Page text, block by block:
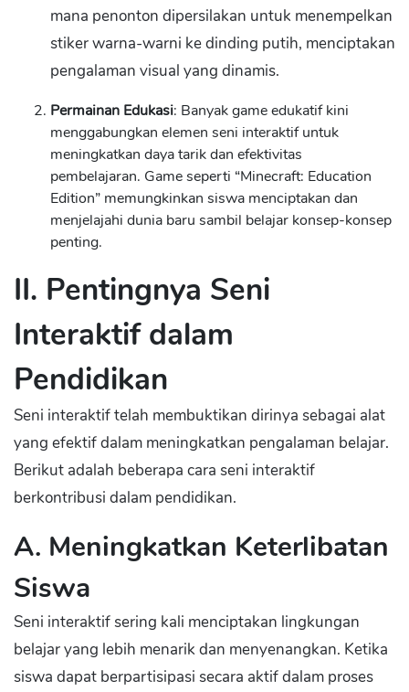
mana penonton dipersilakan untuk menempelkan
stiker warna-warni ke dinding putih, menciptakan
pengalaman visual yang dinamis.
Permainan Edukasi: Banyak game edukatif kini
menggabungkan elemen seni interaktif untuk
meningkatkan daya tarik dan efektivitas
pembelajaran. Game seperti “Minecraft: Education
Edition” memungkinkan siswa menciptakan dan
menjelajahi dunia baru sambil belajar konsep-konsep
penting.
II. Pentingnya Seni
Interaktif dalam
Pendidikan
Seni interaktif telah membuktikan dirinya sebagai alat
yang efektif dalam meningkatkan pengalaman belajar.
Berikut adalah beberapa cara seni interaktif
berkontribusi dalam pendidikan.
A. Meningkatkan Keterlibatan
Siswa
Seni interaktif sering kali menciptakan lingkungan
belajar yang lebih menarik dan menyenangkan. Ketika
siswa dapat berpartisipasi secara aktif dalam proses